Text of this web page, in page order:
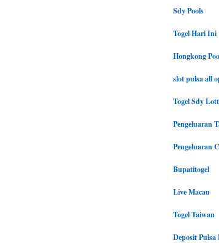
Sdy Pools
Togel Hari Ini
Hongkong
slot pulsa all
Togel Sdy
Pengeluaran
Pengeluaran
Bupatitogel
Live Macau
Togel Taiwan
Deposit